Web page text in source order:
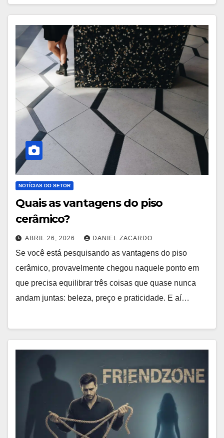
NOTÍCIAS DO SETOR
Quais as vantagens do piso
cerâmico?
ABRIL 26, 2026 DANIEL ZACARDO
Se você está pesquisando as vantagens do piso
cerâmico, provavelmente chegou naquele ponto em
que precisa equilibrar três coisas que quase nunca
andam juntas: beleza, preço e praticidade. E aí…